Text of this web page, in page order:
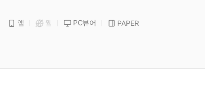
앱 웹 PC뷰어
PAPER